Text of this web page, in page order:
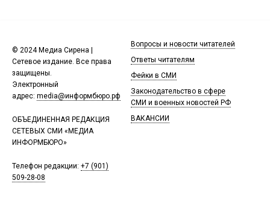
© 2024 Медиа Сирена |
Сетевое издание. Все права
защищены.
Электронный
адрес: media@информбюро.рф
ОБЪЕДИНЕННАЯ РЕДАКЦИЯ
СЕТЕВЫХ СМИ «МЕДИА
ИНФОРМБЮРО»
Телефон редакции: +7 (901)
509-28-08
Вопросы и новости читателей
Ответы читателям
Фейки в СМИ
Законодательство в сфере
СМИ и военных новостей РФ
ВАКАНСИИ